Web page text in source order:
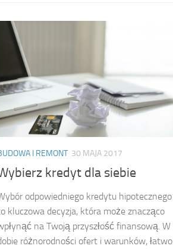
I REMONT 30 MAJA 2017
kredyt dla siebie
odpowiedniego kredytu hipotecznego
kluczowa decyzja, która może znacząco
na Twoją przyszłość finansową. W
różnorodności ofert i warunków, łatwo